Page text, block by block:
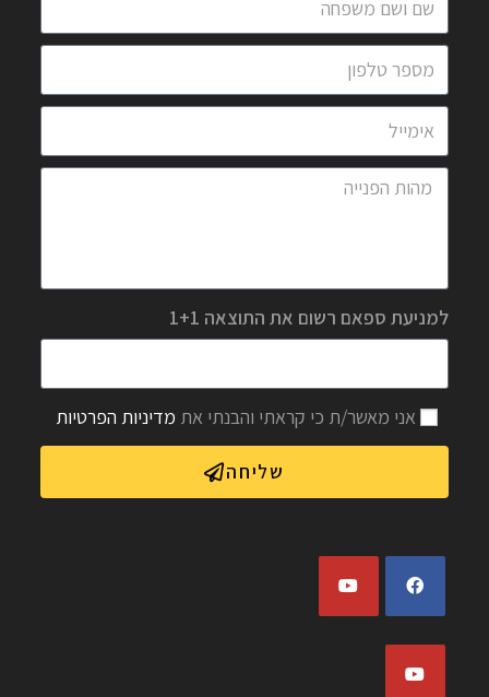
למניעת ספאם רשום את התוצאה 1+1
אני מאשר/ת כי קראתי והבנתי את מדיניות הפרטיות
שליחה